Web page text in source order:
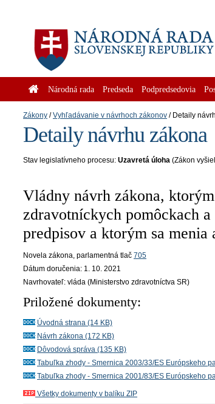
Národná rada Predseda Podpredsedovia
Zákony Vyhľadávanie v návrhoch zákonov Detaily
Detaily návrhu zákona
Stav legislatívneho procesu: Uzavretá úloha (Zákon
Vládny návrh zákona,
zdravotníckych pomôckach
predpisov a ktorým sa
Novela zákona, parlamentná tlač 705
Dátum doručenia: 1. 10. 2021
Navrhovateľ: vláda (Ministerstvo zdravotníctva SR)
Priložené dokumenty:
Úvodná strana (14 KB)
Návrh zákona (172 KB)
Dôvodová správa (135 KB)
Tabuľka zhody - Smernica 2003/33/ES Európskeho
Tabuľka zhody - Smernica 2001/83/ES Európskeho
Všetky dokumenty v balíku ZIP